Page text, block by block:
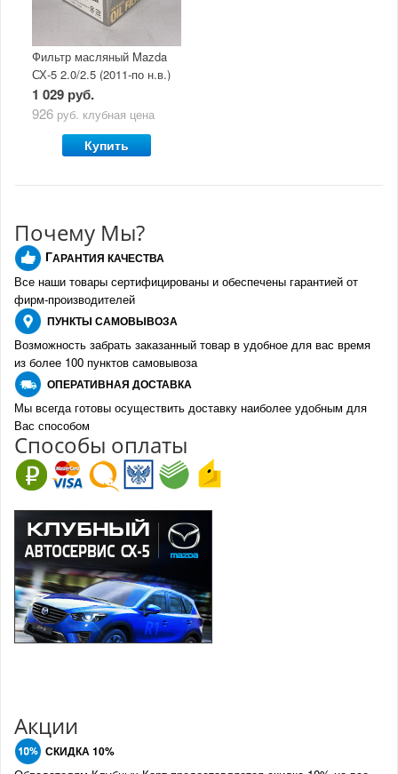
Фильтр масляный Mazda
СХ-5 2.0/2.5 (2011-по н.в.)
1 029 руб.
926 руб. клубная цена
Купить
Почему Мы?
ГАРАНТИЯ КАЧЕСТВА
Все наши товары сертифицированы и обеспечены гарантией от
фирм-производителей
ПУНКТЫ САМОВЫВОЗА
Возможность забрать заказанный товар в удобное для вас время
из более 100 пунктов самовывоза
ОПЕРАТИВНАЯ ДОСТАВКА
Мы всегда готовы осуществить доставку наиболее удобным для
Вас способом
Способы оплаты
Акции
СКИДКА 10%